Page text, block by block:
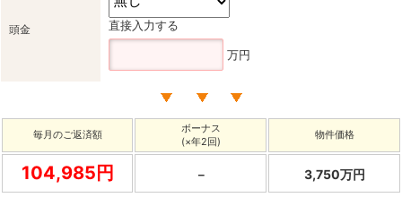
頭金 直接入力する
万円
毎月のご返済額
ボーナス
(×年2回)
物件価格
104,985円 － 3,750万円